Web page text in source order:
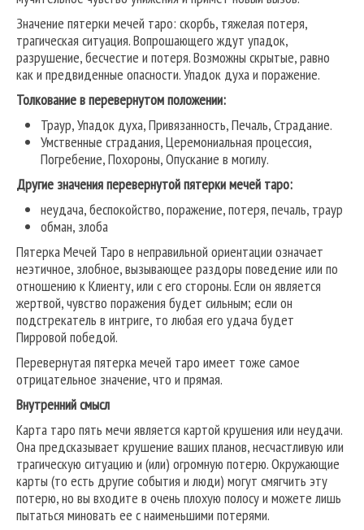
Значение пятерки мечей таро: скорбь, тяжелая потеря,
трагическая ситуация. Вопрошающего ждут упадок,
разрушение, бесчестие и потеря. Возможны скрытые, равно
как и предвиденные опасности. Упадок духа и поражение.
Толкование в перевернутом положении:
Траур, Упадок духа, Привязанность, Печаль, Страдание.
Умственные страдания, Церемониальная процессия,
Погребение, Похороны, Опускание в могилу.
Другие значения перевернутой пятерки мечей таро:
неудача, беспокойство, поражение, потеря, печаль, траур
обман, злоба
Пятерка Мечей Таро в неправильной ориентации означает
неэтичное, злобное, вызывающее раздоры поведение или по
отношению к Клиенту, или с его стороны. Если он является
жертвой, чувство поражения будет сильным; если он
подстрекатель в интриге, то любая его удача будет
Пирровой победой.
Перевернутая пятерка мечей таро имеет тоже самое
отрицательное значение, что и прямая.
Внутренний смысл
Карта таро пять мечи является картой крушения или неудачи.
Она предсказывает крушение ваших планов, несчастливую или
трагическую ситуацию и (или) огромную потерю. Окружающие
карты (то есть другие события и люди) могут смягчить эту
потерю, но вы входите в очень плохую полосу и можете лишь
пытаться миновать ее с наименьшими потерями.